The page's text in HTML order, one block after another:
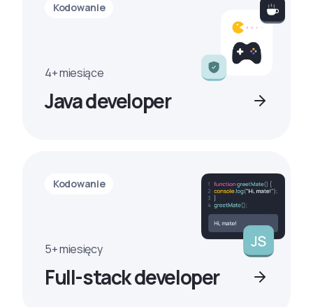
Kodowanie
4+ miesiące
Java developer
Kodowanie
5+ miesięcy
Full-stack developer